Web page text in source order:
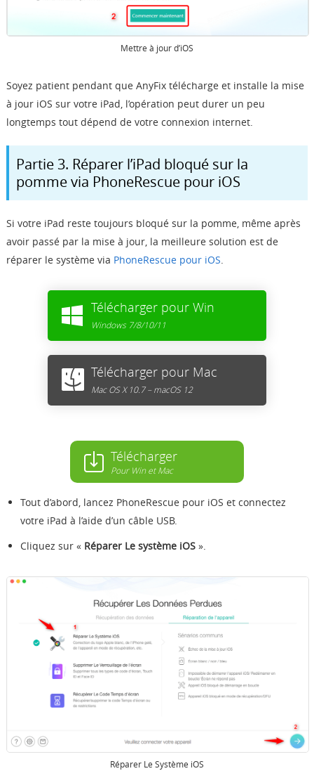
Mettre à jour d’iOS
Soyez patient pendant que AnyFix télécharge et installe la mise
à jour iOS sur votre iPad, l’opération peut durer un peu
longtemps tout dépend de votre connexion internet.
Partie 3. Réparer l’iPad bloqué sur la
pomme via PhoneRescue pour iOS
Si votre iPad reste toujours bloqué sur la pomme, même après
avoir passé par la mise à jour, la meilleure solution est de
réparer le système via PhoneRescue pour iOS
Télécharger pour Win
Windows 7/8/10/11
Télécharger pour Mac
Mac OS X 10.7 – macOS 12
Télécharger
Pour Win et Mac
Tout d’abord, lancez PhoneRescue pour iOS et connectez
votre iPad à l’aide d’un câble USB.
Cliquez sur « Réparer Le système iOS».
Réparer Le Système iOS